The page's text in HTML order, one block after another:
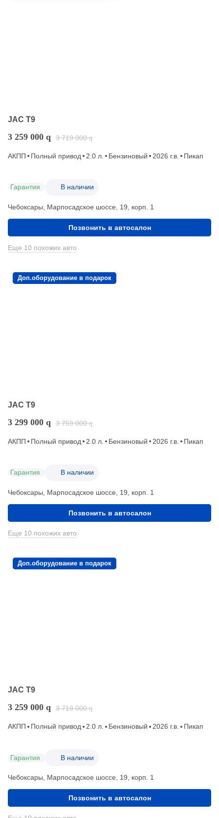
JAC T9
3 259 000 q 3 719 000 q
АКПП Полный привод 2.0 л. Бензиновый 2026 г.в. Пикап
Гарантия В наличии
Чебоксары, Марпосадское шоссе, 19, корп. 1
Позвонить в автосалон
Еще 10 похожих авто
Доп.оборудование в подарок
JAC T9
3 299 000 q 3 759 000 q
АКПП Полный привод 2.0 л. Бензиновый 2026 г.в. Пикап
Гарантия В наличии
Чебоксары, Марпосадское шоссе, 19, корп. 1
Позвонить в автосалон
Еще 10 похожих авто
Доп.оборудование в подарок
JAC T9
3 259 000 q 3 719 000 q
АКПП Полный привод 2.0 л. Бензиновый 2026 г.в. Пикап
Гарантия В наличии
Чебоксары, Марпосадское шоссе, 19, корп. 1
Позвонить в автосалон